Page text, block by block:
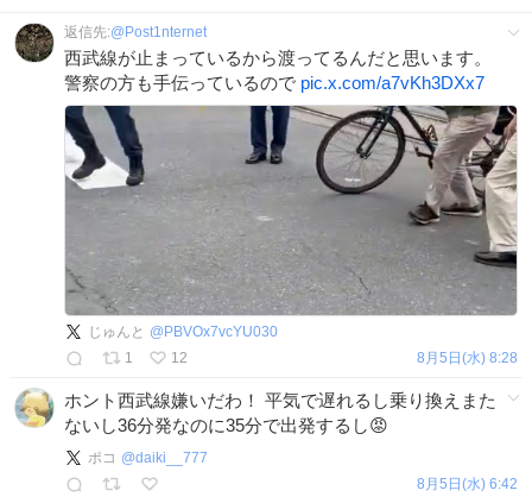
返信先:@ Post1nternet
西武線が止まっているから渡ってるんだと思います。
警察の方も手伝っているので pic.x.com/a7vKh3DXx7
じゅんと @ PBVOx7vcYU030
1
12 8月5日(水) 8:28
ホント西武線嫌いだわ！ 平気で遅れるし乗り換えまた
ないし36分発なのに35分で出発するし😡
ポコ @daiki__777
8月5日(水) 6:42